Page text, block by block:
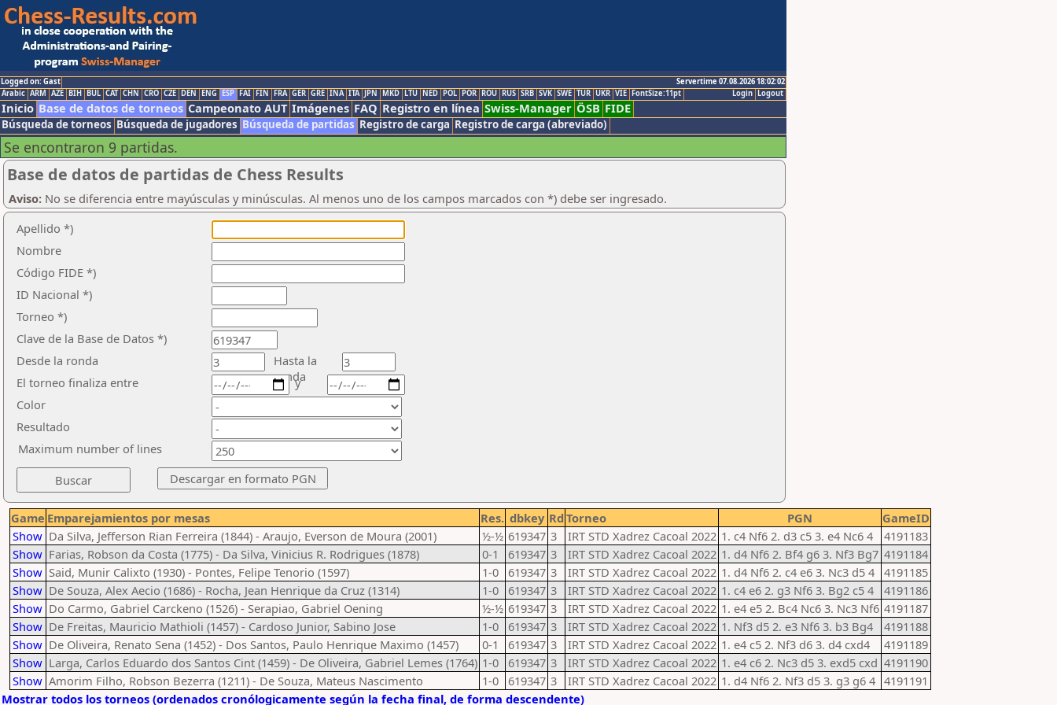
Logged on: Gast
Servertime 07.08.2026 18:02:02
Logout
Login
Arabic ARM AZE BIH BUL CAT CHN CRO CZE DEN ENG ESP FAI FIN FRA GER GRE INA ITA JPN MKD LTU NED POL POR ROU RUS SRB SVK SWE TUR UKR VIE FontSize:11pt
Inicio Base de datos de torneos Campeonato AUT Imágenes FAQ Registro en línea Swiss-Manager ÖSB FIDE
Búsqueda de torneos Búsqueda de jugadores Búsqueda de partidas Registro de carga Registro de carga (abreviado)
Se encontraron 9 partidas.
Base de datos de partidas de Chess Results
Aviso: No se diferencia entre mayúsculas y minúsculas. Al menos uno de los campos marcados con *) debe ser ingresado.
Apellido *)
Nombre
Código FIDE *)
ID Nacional *)
Torneo *)
Clave de la Base de Datos *)
Desde la ronda
Hasta la
ronda
El torneo finaliza entre
Color
Resultado
y
Maximum number of lines
Game Emparejamientos por mesas Res. dbkey Rd Torneo PGN
GameID
Show Da Silva, Jefferson Rian Ferreira (1844) - Araujo, Everson de Moura (2001) ½-½ 619347 3 IRT STD Xadrez Cacoal 2022 1. c4 Nf6 2. d3 c5 3. e4 Nc6 4
4191183
Show Farias, Robson da Costa (1775) - Da Silva, Vinicius R. Rodrigues (1878) 0-1 619347 3 IRT STD Xadrez Cacoal 2022 1. d4 Nf6 2. Bf4 g6 3. Nf3 Bg7 4191184
Show Said, Munir Calixto (1930) - Pontes, Felipe Tenorio (1597) 1-0 619347 3 IRT STD Xadrez Cacoal 2022 1. d4 Nf6 2. c4 e6 3. Nc3 d5 4 4191185
Show De Souza, Alex Aecio (1686) - Rocha, Jean Henrique da Cruz (1314) 1-0 619347 3 IRT STD Xadrez Cacoal 2022 1. c4 e6 2. g3 Nf6 3. Bg2 c5 4
4191186
Show Do Carmo, Gabriel Carckeno (1526) - Serapiao, Gabriel Oening ½-½ 619347 3 IRT STD Xadrez Cacoal 2022 1. e4 e5 2. Bc4 Nc6 3. Nc3 Nf6 4191187
Show De Freitas, Mauricio Mathioli (1457) - Cardoso Junior, Sabino Jose 1-0 619347 3 IRT STD Xadrez Cacoal 2022 1. Nf3 d5 2. e3 Nf6 3. b3 Bg4
4191188
Show De Oliveira, Renato Sena (1452) - Dos Santos, Paulo Henrique Maximo (1457) 0-1 619347 3 IRT STD Xadrez Cacoal 2022 1. e4 c5 2. Nf3 d6 3. d4 cxd4
4191189
Show Larga, Carlos Eduardo dos Santos Cint (1459) - De Oliveira, Gabriel Lemes (1764) 1-0 619347 3 IRT STD Xadrez Cacoal 2022 1. e4 c6 2. Nc3 d5 3. exd5 cxd 4191190
Show Amorim Filho, Robson Bezerra (1211) - De Souza, Mateus Nascimento 1-0 619347 3 IRT STD Xadrez Cacoal 2022 1. d4 Nf6 2. Nf3 d5 3. g3 g6 4 4191191
Mostrar todos los torneos (ordenados cronólogicamente según la fecha final, de forma descendente)